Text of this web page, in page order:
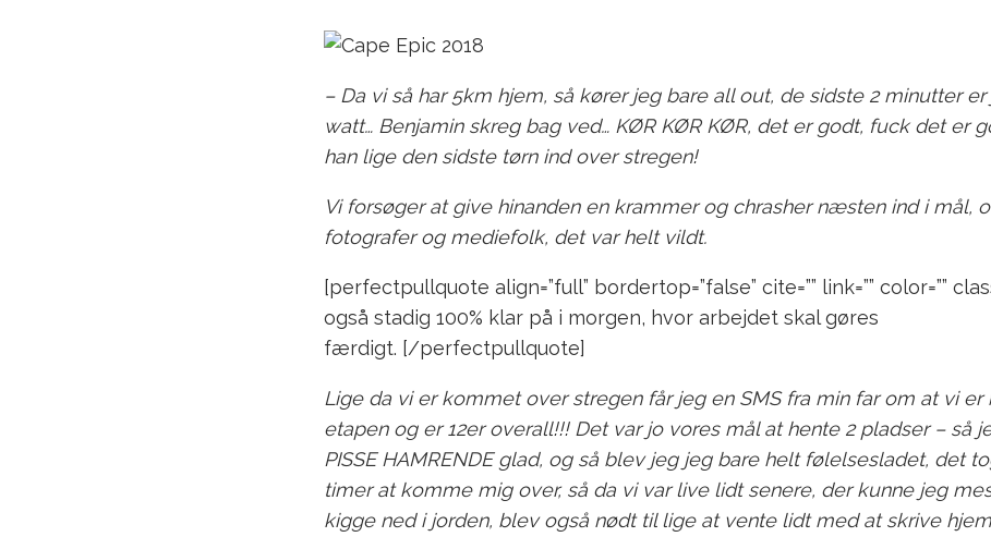
– Da vi så har 5km hjem, så kører jeg bare all out, de sidste 2 minutter
watt… Benjamin skreg bag ved… KØR KØR KØR, det er godt, fuck det er
han lige den sidste tørn ind over stregen!
Vi forsøger at give hinanden en krammer og chrasher næsten ind i mål,
fotografer og mediefolk, det var helt vildt.
[perfectpullquote align=”full” bordertop=”false” cite=”” link=”” color=””
også stadig 100% klar på i morgen, hvor arbejdet skal gøres
færdigt. [/perfectpullquote]
Lige da vi er kommet over stregen får jeg en SMS fra min far om at vi er
etapen og er 12er overall!!! Det var jo vores mål at hente 2 pladser – så
PISSE HAMRENDE glad, og så blev jeg jeg bare helt følelsesladet, det
timer at komme mig over, så da vi var live lidt senere, der kunne jeg
kigge ned i jorden, blev også nødt til lige at vente lidt med at skrive